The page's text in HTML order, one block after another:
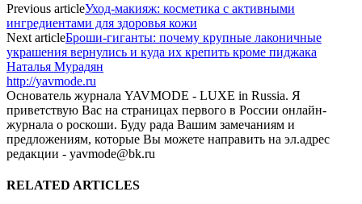
Previous articleУход‑макияж: косметика с активными
ингредиентами для здоровья кожи
Next articleБроши‑гиганты: почему крупные лаконичные
украшения вернулись и куда их крепить кроме пиджака
Наталья Мурадян
http://yavmode.ru
Основатель журнала YAVMODE - LUXE in Russia. Я
приветствую Вас на страницах первого в России онлайн-
журнала о роскоши. Буду рада Вашим замечаниям и
предложениям, которые Вы можете направить на эл.адрес
редакции - yavmode@bk.ru
RELATED ARTICLES